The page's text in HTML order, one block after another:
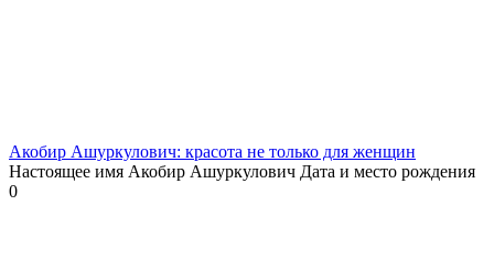
Акобир Ашуркулович: красота не только для женщин
Настоящее имя Акобир Ашуркулович Дата и место рождения
0